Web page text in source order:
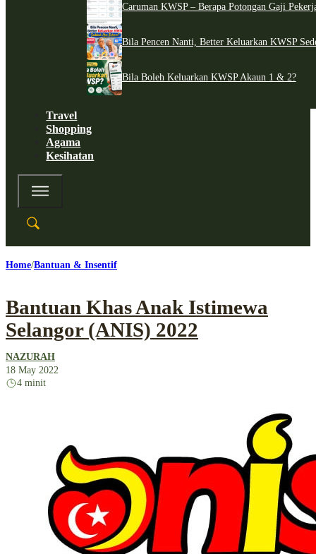
Caruman KWSP – Berapa Potongan Gaji
Bila Pencen Nanti, Better Keluarkan KWSP
Bila Boleh Keluarkan KWSP Akaun 1 & 2?
Travel
Shopping
Agama
Kesihatan
Home Bantuan & Insentif
Bantuan Khas Anak Istimewa
Selangor (ANIS) 2022
NAZURAH
18 May 2022
4 minit